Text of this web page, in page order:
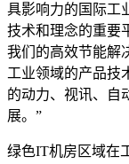
具影响力的国际工
技术和理念的重要
我们的高效节能解
工业领域的产品技
的动力、视讯、自
展。”
绿色IT机房区域在